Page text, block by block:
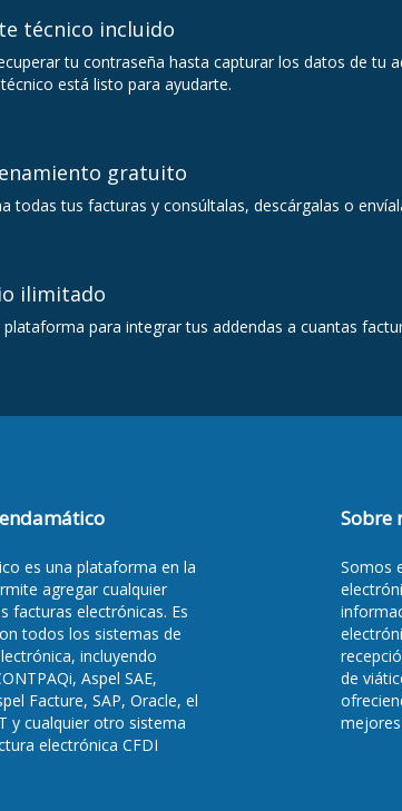
técnico incluido
tu contraseña hasta capturar los datos de tu
está listo para ayudarte.
gratuito
todas tus facturas y consúltalas, descárgalas o
ilimitado
plataforma para integrar tus addendas a cuantas
es una plataforma en la
agregar cualquier
facturas electrónicas. Es
todos los sistemas de
incluyendo
Aspel SAE,
Facture, SAP, Oracle, el
y cualquier otro sistema
electrónica CFDI
Sobre
Somos
de